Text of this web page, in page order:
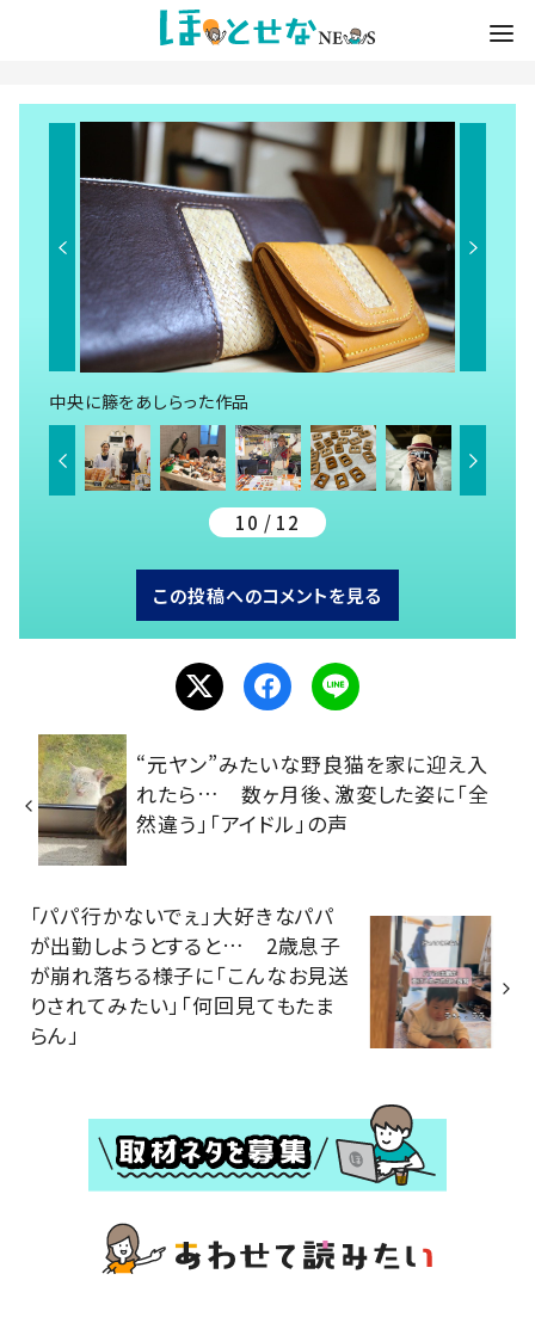
中央に籐をあしらった作品
10 / 12
この投稿へのコメントを見る
“元ヤン”みたいな野良猫を家に迎え入
れたら… 数ヶ月後、激変した姿に「全
然違う」「アイドル」の声
「パパ行かないでぇ」大好きなパパ
が出勤しようとすると… 2歳息子
が崩れ落ちる様子に「こんなお見送
りされてみたい」「何回見てもたま
らん」